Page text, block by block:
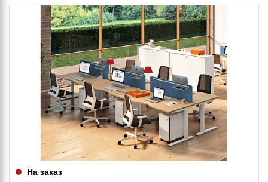
На заказ